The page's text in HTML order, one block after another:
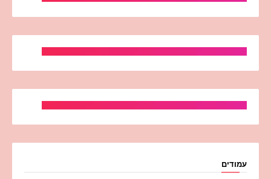
עמודים